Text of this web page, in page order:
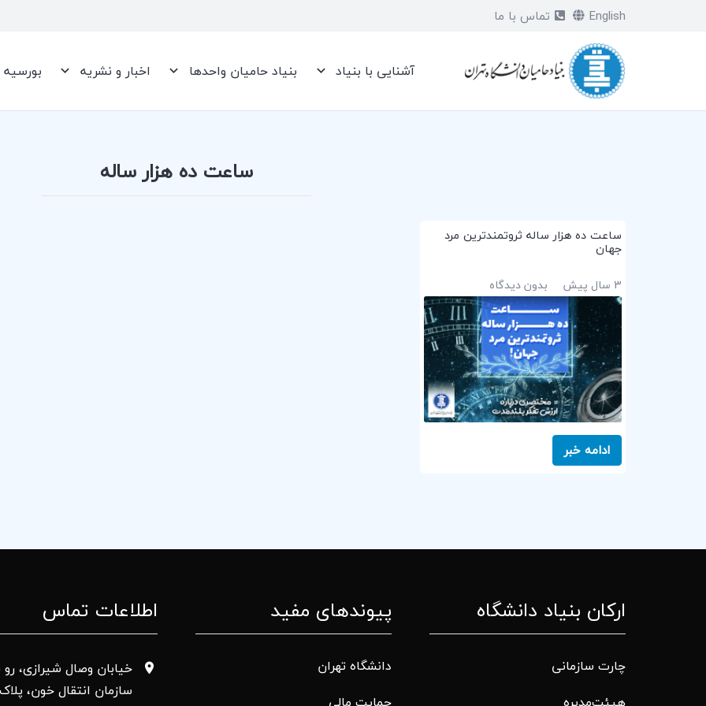
English تماس با ما
آشنایی با بنیاد بنیاد حامیان واحدها اخبار و نشریه بورسیه
ساعت ده هزار ساله
ساعت ده هزار ساله ثروتمندترین مرد
جهان
3 سال پیش
بدون دیدگاه
ادامه خبر
ارکان بنیاد دانشگاه
چارت سازمانی
پیوندهای مفید
دانشگاه تهران
اطلاعات تماس
خیابان وصال شیرازی،
سازمان انتقال خون، پلاک 50